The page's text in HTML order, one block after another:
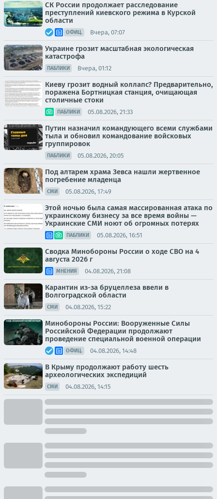
СК России продолжает расследование
преступлений киевского режима в Курской
области
ОФИЦ. Вчера, 07:07
Украине грозит масштабная экологическая
катастрофа
ПАБЛИКИ Вчера, 01:12
Киеву грозит водный коллапс? Предварительно,
поражена Бортницкая станция, очищающая
столичные стоки
ПАБЛИКИ 05.08.2026, 21:33
Путин назначил командующего всеми службами
тыла и обновил командование войсковых
группировок
ПАБЛИКИ 05.08.2026, 20:05
Под алтарем храма Зевса нашли жертвенное
погребение младенца
СМИ 05.08.2026, 17:49
Этой ночью была самая массированная атака по
украинскому бизнесу за все время войны —
Украинские СМИ ноют об огромных потерях
ПАБЛИКИ 05.08.2026, 16:51
Сводка Минобороны России о ходе СВО на 4
августа 2026 г
МНЕНИЯ 04.08.2026, 21:08
Карантин из-за бруцеллеза ввели в
Волгоградской области
СМИ 04.08.2026, 15:22
Минобороны России: Вооруженные Силы
Российской Федерации продолжают
проведение специальной военной операции
ОФИЦ. 04.08.2026, 14:48
В Крыму продолжают работу шесть
археологических экспедиций
СМИ 04.08.2026, 14:15